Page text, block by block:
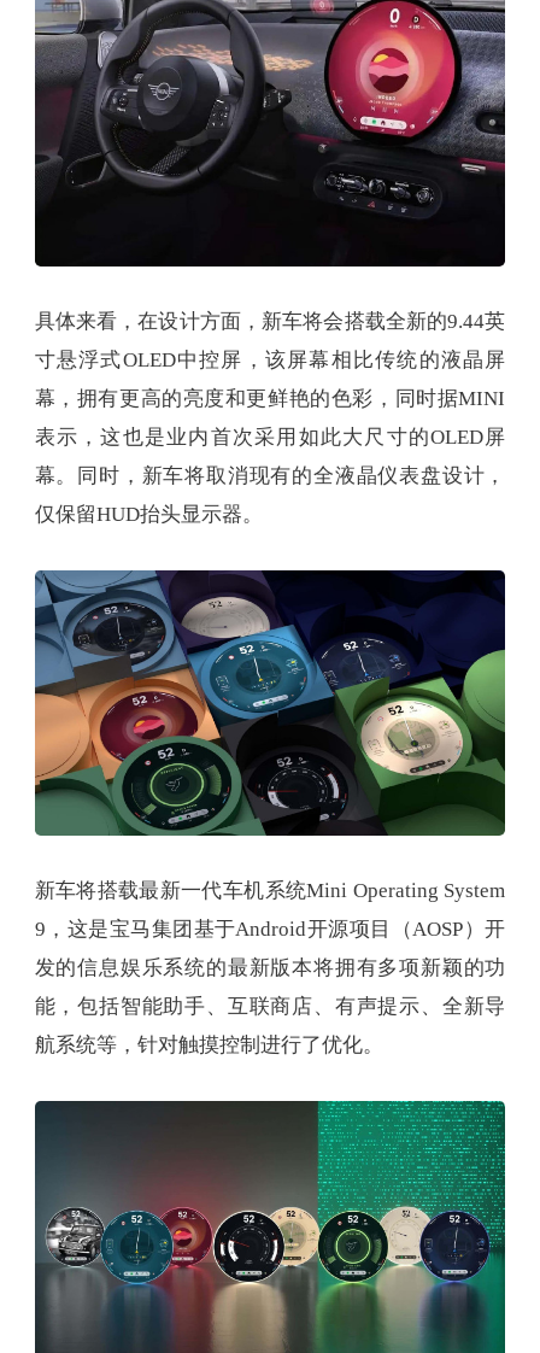
具体来看，在设计方面，新车将会搭载全新的9.44英
寸悬浮式OLED中控屏，该屏幕相比传统的液晶屏
幕，拥有更高的亮度和更鲜艳的色彩，同时据MINI
表示，这也是业内首次采用如此大尺寸的OLED屏
幕。同时，新车将取消现有的全液晶仪表盘设计，
仅保留HUD抬头显示器。
新车将搭载最新一代车机系统Mini Operating System
9，这是宝马集团基于Android开源项目（AOSP）开
发的信息娱乐系统的最新版本将拥有多项新颖的功
能，包括智能助手、互联商店、有声提示、全新导
航系统等，针对触摸控制进行了优化。